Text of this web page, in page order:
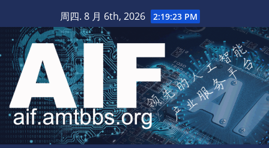
至
内
容
周四. 8 月 6th, 2026 2:19:24 PM